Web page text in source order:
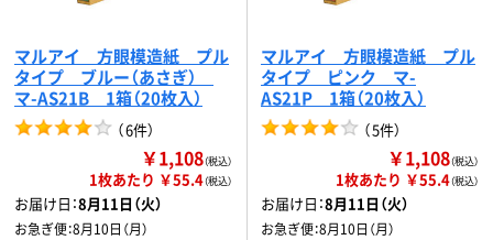
マルアイ 方眼模造紙 プル
タイプ ブルー（あさぎ）
マ-AS21B 1箱（20枚入）
（6件）
￥1,108（税込）
1枚あたり ￥55.4（税込）
お届け日：8月11日（火）
お急ぎ便：8月10日（月）
マルアイ 方眼模造紙 プル
タイプ ピンク マ-
AS21P 1箱（20枚入）
（5件）
￥1,108（税込）
1枚あたり ￥55.4（税込）
お届け日：8月11日（火）
お急ぎ便：8月10日（月）